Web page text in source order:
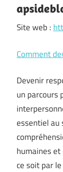
Site web :
Comment
Devenir
un parcours
essentiel au
humaines
ce soit par